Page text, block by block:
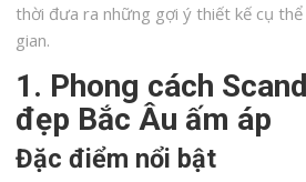
thời đưa ra những gợi ý thiết kế cụ
gian.
1. Phong cách
đẹp Bắc Âu ấm áp
Đặc điểm nổi bật